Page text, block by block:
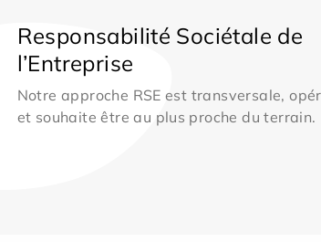
Responsabilité Sociétale de
l’Entreprise
Notre approche RSE est transversale,
et souhaite être au plus proche du terrain.